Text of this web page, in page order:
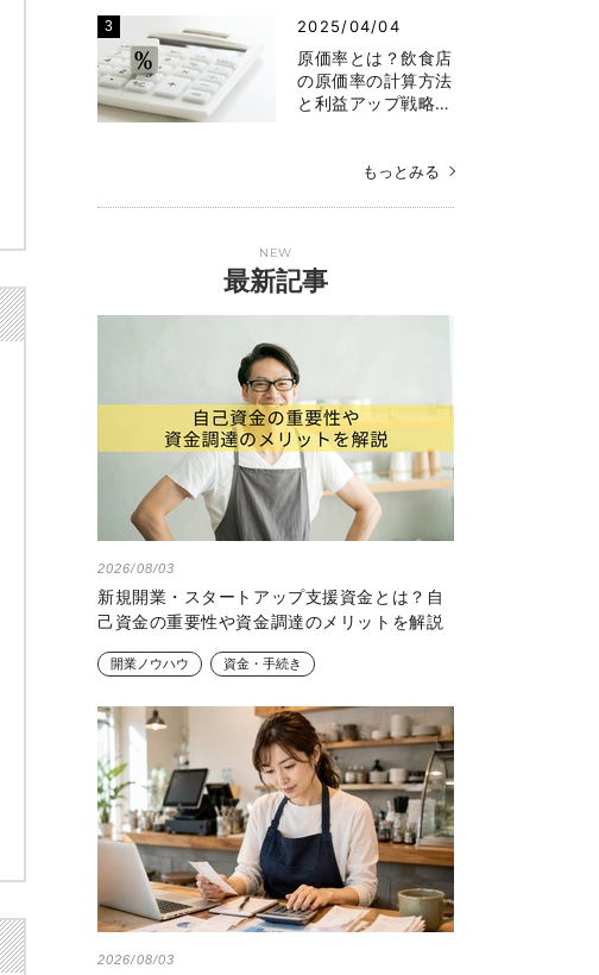
2025/04/04
原価率とは？飲食店
の原価率の計算方法
と利益アップ戦略…
もっとみる
NEW
最新記事
2026/08/03
新規開業・スタートアップ支援資金とは？自
己資金の重要性や資金調達のメリットを解説
開業ノウハウ 資金・手続き
2026/08/03